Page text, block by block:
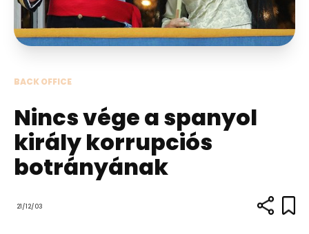
BACK OFFICE
Nincs vége a spanyol
király korrupciós
botrányának
21/12/03